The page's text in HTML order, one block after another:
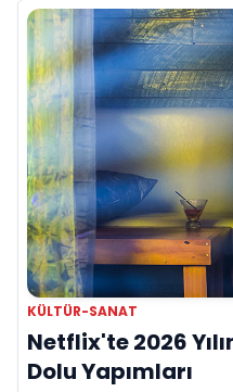
KÜLTÜR-SANAT
Netflix'te 2026
Dolu Yapımları